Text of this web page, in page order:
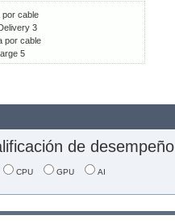
por cable
3
por cable
5
de desempeño
CPU GPU AI